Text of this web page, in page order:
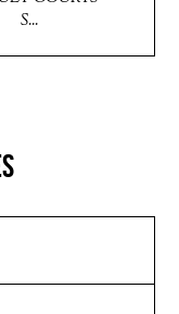
S...